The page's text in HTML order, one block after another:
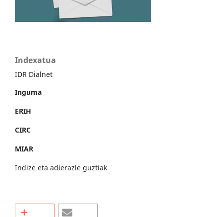
Indexatua
IDR Dialnet
Inguma
ERIH
CIRC
MIAR
Indize eta adierazle guztiak